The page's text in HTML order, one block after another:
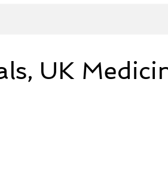
UK